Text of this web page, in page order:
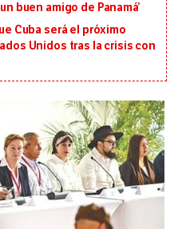
buen amigo de Panamá’
Cuba será el próximo
Unidos tras la crisis con